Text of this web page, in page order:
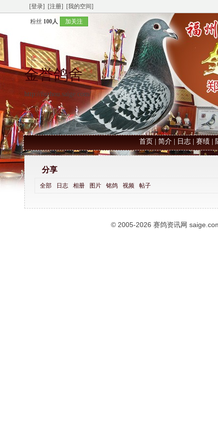
[登录] [注册] [我的空间]
粉丝 100人 加关注
金誉鸽舍
http://fuzhou.saige.com/
首页 简介| 日志| 赛绩|
分享
全部 日志 相册 图片 铭鸽 视频 帖子
© 2005-2026 赛鸽资讯网